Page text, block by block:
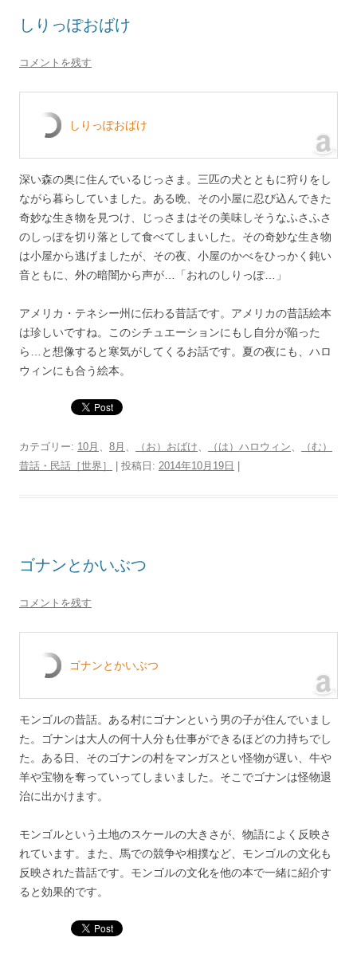
しりっぽおばけ
コメントを残す
しりっぽおばけ
深い森の奥に住んでいるじっさま。三匹の犬とともに狩りをし
ながら暮らしていました。ある晩、その小屋に忍び込んできた
奇妙な生き物を見つけ、じっさまはその美味しそうなふさふさ
のしっぽを切り落として食べてしまいした。その奇妙な生き物
は小屋から逃げましたが、その夜、小屋のかべをひっかく鈍い
音ともに、外の暗闇から声が…「おれのしりっぽ…」
アメリカ・テネシー州に伝わる昔話です。アメリカの昔話絵本
は珍しいですね。このシチュエーションにもし自分が陥った
ら…と想像すると寒気がしてくるお話です。夏の夜にも、ハロ
ウィンにも合う絵本。
カテゴリー: 10月 、 8月 、 （お）おばけ、 （は）ハロウィン、
（む）
昔話・民話［世界］
| 投稿日: 2014年10月19日
ゴナンとかいぶつ
コメントを残す
ゴナンとかいぶつ
モンゴルの昔話。ある村にゴナンという男の子が住んでいまし
た。ゴナンは大人の何十人分も仕事ができるほどの力持ちでし
た。ある日、そのゴナンの村をマンガスとい怪物が遅い、牛や
羊や宝物を奪っていってしまいました。そこでゴナンは怪物退
治に出かけます。
モンゴルという土地のスケールの大きさが、物語によく反映さ
れています。また、馬での競争や相撲など、モンゴルの文化も
反映された昔話です。モンゴルの文化を他の本で一緒に紹介す
ると効果的です。